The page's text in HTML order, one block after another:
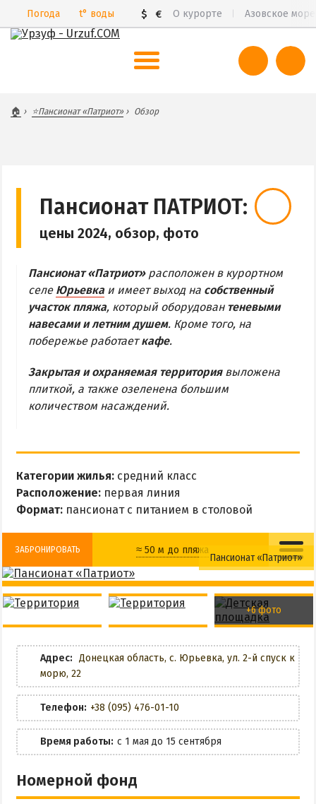
Погода t° воды $ € О курорте Азовское море
Все веб-камеры
БАБАХ-ТАРАМА
БЕЛОСАРАЙСКАЯ КОСА
МЕЛЕКИНО
ЮРЬЕВКА
ЯЛТА
ЧАСТНЫЙ СЕКТОР
ПИТАНИЕ
ДОСТОПРИМЕЧАТЕЛЬНОСТИ
Природный парк Меотида
ПРОЕЗД
РЕКОМЕНДАЦИИ ПО ВЫБОРУ ЖИЛЬЯ
Бюджетный отдых
Отдых с детьми
Отдых на майские праздники
Отдых в бархатный сезон
🏠 ⭐Пансионат «Патриот» Обзор
Пансионат ПАТРИОТ:
цены 2024, обзор, фото
Пансионат «Патриот»расположен в курортном
селе Юрьевка и имеет выход на собственный
участок пляжа, который оборудован теневыми
навесами и летним душем. Кроме того, на
побережье работаеткафе.
Закрытая и охраняемая территориявыложена
плиткой, а также озеленена большим
количеством насаждений.
Категории жилья: средний класс
Расположение: первая линия
Формат: пансионат с питанием в столовой
ЗАБРОНИРОВАТЬ ≈ 50 м до пляжа
Детская площадка
Детская кроватка
Разрешено с животными
Wi-Fi
Беседки
Мангальная зона
Пансионат «Патриот»
+6 фото
Адрес: Донецкая область, с. Юрьевка, ул. 2-й спуск к
морю, 22
Телефон: +38 (095) 476-01-10
Время работы: с 1 мая до 15 сентября
Номерной фонд